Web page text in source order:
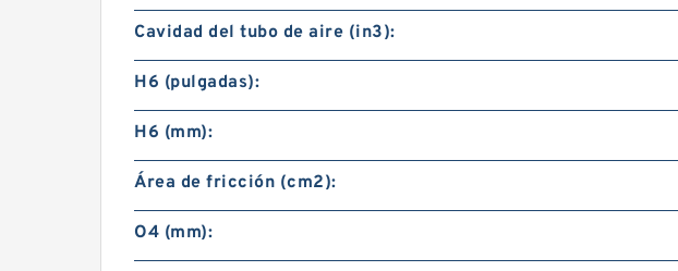
Cavidad del tubo de aire (in3):
H6 (pulgadas):
H6 (mm):
Área de fricción (cm2):
O4 (mm):